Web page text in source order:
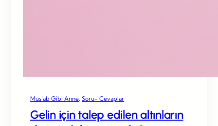
Mus’ab Gibi Anne Soru- Cevaplar
Gelin için talep edilen altınların